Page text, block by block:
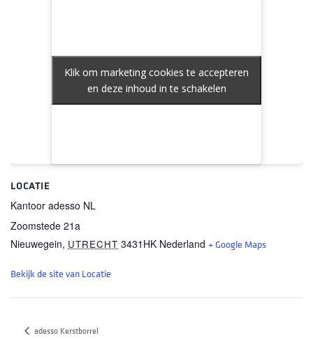
LOCATIE
Kantoor adesso NL
Zoomstede 21a
Nieuwegein, UTRECHT 3431HK Nederland + Google Maps
Bekijk de site van Locatie
Klik om marketing cookies te accepteren
en deze inhoud in te schakelen
Klik om marketing cookies te accepteren
en deze inhoud in te schakelen
adesso Kerstborrel